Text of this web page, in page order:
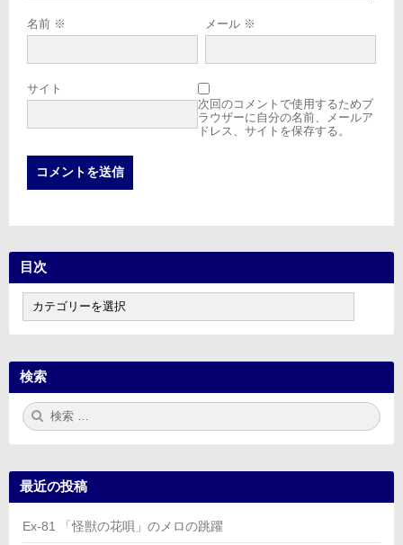
名前 ※ メール ※
サイト
次回のコメントで使用するためブ
ラウザーに自分の名前、メールア
ドレス、サイトを保存する。
目次
次
検索
検
索:
最近の投稿
Ex-81 「怪獣の花唄」のメロの跳躍